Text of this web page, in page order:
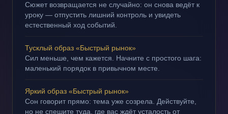
Сюжет возвращается не случайно: он снова ведёт к
уроку — отпустить лишний контроль и увидеть
естественный ход событий.
Тусклый образ «Быстрый рынок»
Сил меньше, чем кажется. Начните с простого шага:
маленький порядок в привычном месте.
Яркий образ «Быстрый рынок»
Сон говорит прямо: тема уже созрела. Действуйте,
но не спешите туда, где вас ждёт усталость от